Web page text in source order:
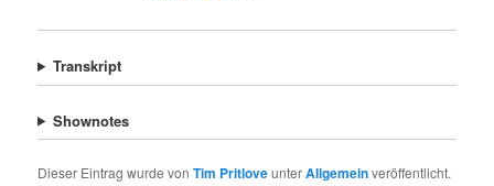
Transkript
Shownotes
Dieser Eintrag wurde vonTim PritloveunterAllgemeinveröffentlicht.